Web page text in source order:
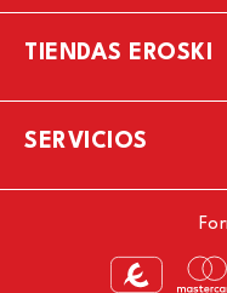
TIENDAS EROSKI
SERVICIOS